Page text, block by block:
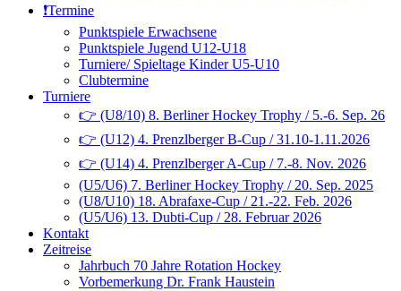
❗️Termine
Punktspiele Erwachsene
Punktspiele Jugend U12-U18
Turniere/ Spieltage Kinder U5-U10
Clubtermine
Turniere
👉 (U8/10) 8. Berliner Hockey Trophy / 5.-6. Sep. 26
👉 (U12) 4. Prenzlberger B-Cup / 31.10-1.11.2026
👉 (U14) 4. Prenzlberger A-Cup / 7.-8. Nov. 2026
(U5/U6) 7. Berliner Hockey Trophy / 20. Sep. 2025
(U8/U10) 18. Abrafaxe-Cup / 21.-22. Feb. 2026
(U5/U6) 13. Dubti-Cup / 28. Februar 2026
Kontakt
Zeitreise
Jahrbuch 70 Jahre Rotation Hockey
Vorbemerkung Dr. Frank Haustein